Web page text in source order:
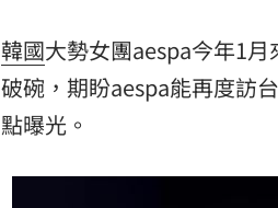
酷澎「爸氣父親節」國際官方品
韓國大勢女團aespa今年1月
破碗，期盼aespa能再度訪
點曝光。